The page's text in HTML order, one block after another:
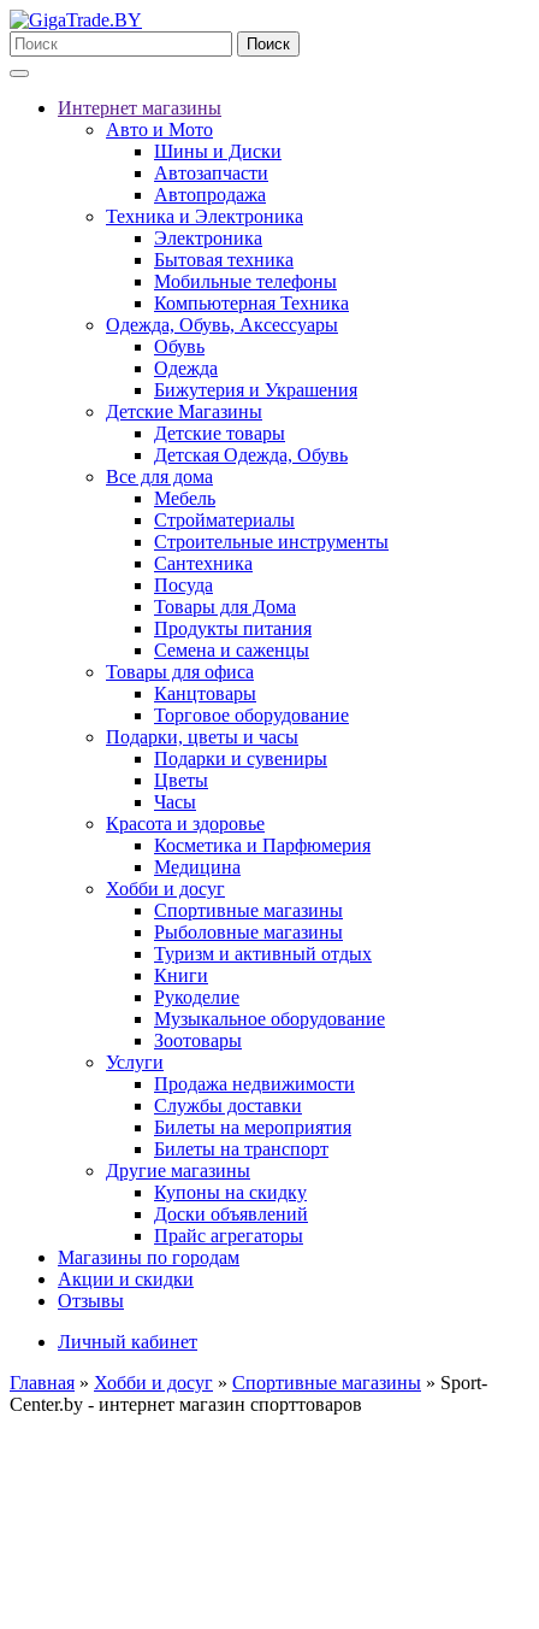
Поиск
Интернет магазины
Авто и Мото
Шины и Диски
Автозапчасти
Автопродажа
Техника и Электроника
Электроника
Бытовая техника
Мобильные телефоны
Компьютерная Техника
Одежда, Обувь, Аксессуары
Обувь
Одежда
Бижутерия и Украшения
Детские Магазины
Детские товары
Детская Одежда, Обувь
Все для дома
Мебель
Стройматериалы
Строительные инструменты
Сантехника
Посуда
Товары для Дома
Продукты питания
Семена и саженцы
Товары для офиса
Канцтовары
Торговое оборудование
Подарки, цветы и часы
Подарки и сувениры
Цветы
Часы
Красота и здоровье
Косметика и Парфюмерия
Медицина
Хобби и досуг
Спортивные магазины
Рыболовные магазины
Туризм и активный отдых
Книги
Рукоделие
Музыкальное оборудование
Зоотовары
Услуги
Продажа недвижимости
Службы доставки
Билеты на мероприятия
Билеты на транспорт
Другие магазины
Купоны на скидку
Доски объявлений
Прайс агрегаторы
Магазины по городам
Акции и скидки
Отзывы
Личный кабинет
Главная » Хобби и досуг » Спортивные магазины » Sport-
Center.by - интернет магазин спорттоваров